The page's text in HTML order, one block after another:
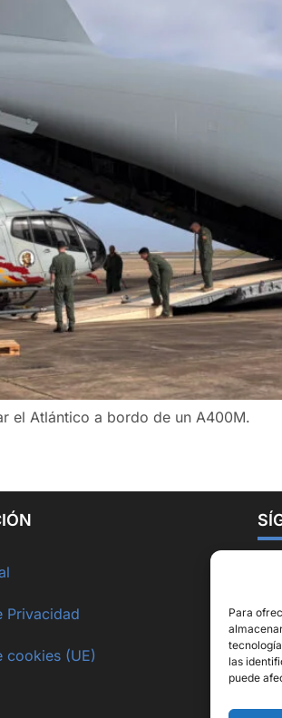
Para
las
puede
el Atlántico a bordo de un A400M.
Privacidad
cookies (UE)